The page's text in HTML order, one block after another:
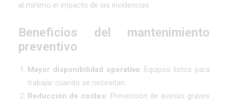
al mínimo el impacto de las incidencias.
Beneficios del mantenimiento
preventivo
Mayor disponibilidad operativa: Equipos listos para
trabajar cuando se necesitan.
Reducción de costes: Prevención de averías graves